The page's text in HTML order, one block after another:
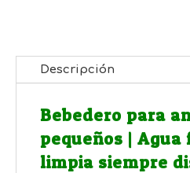
Descripción
Bebedero para
pequeños | Agua
limpia siempre